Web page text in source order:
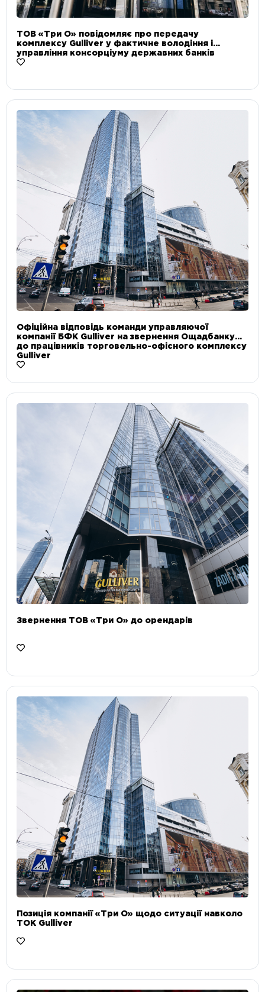
ТОВ «Три О» повідомляє про передачу
комплексу Gulliver у фактичне володіння і
управління консорціуму державних банків
Офіційна відповідь команди управляючої
компанії БФК Gulliver на звернення Ощадбанку
до працівників торговельно-офісного комплексу
Gulliver
Звернення ТОВ «Три О» до орендарів
Позиція компанії «Три О» щодо ситуації навколо
ТОК Gulliver